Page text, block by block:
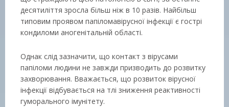
десятиліття зросла більш ніж в 10 разів. Найбільш
типовим проявом папіломавірусної інфекції є гострі
кондиломи аногенітальній області.
Однак слід зазначити, що контакт з вірусами
папіломи людини не завжди призводить до розвитку
захворювання. Вважається, що розвиток вірусної
інфекції відбувається на тлі зниження реактивності
гуморального імунітету.